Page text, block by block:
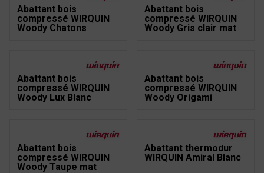
Abattant bois
compressé WIRQUIN
Woody Chatons
Abattant bois
compressé WIRQUIN
Woody Gris clair mat
Abattant bois
compressé WIRQUIN
Woody Lux Blanc
Abattant bois
compressé WIRQUIN
Woody Origami
Abattant bois
compressé WIRQUIN
Woody Taupe mat
Abattant thermodur
WIRQUIN Amiral Blanc